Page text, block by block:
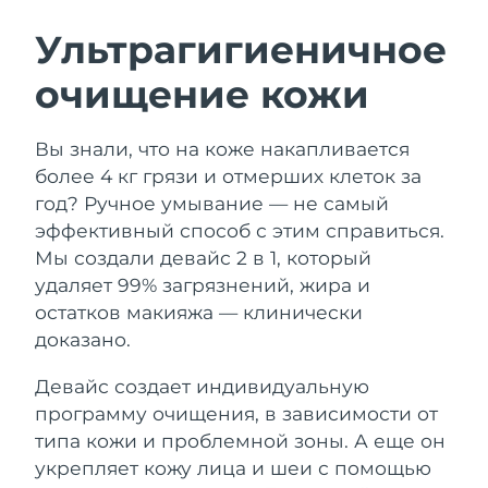
Ультрагигиеничное
очищение кожи
Вы знали, что на коже накапливается
более 4 кг грязи и отмерших клеток за
год? Ручное умывание — не самый
эффективный способ с этим справиться.
Мы создали девайс 2 в 1, который
удаляет 99% загрязнений, жира и
остатков макияжа — клинически
доказано.
Девайс создает индивидуальную
программу очищения, в зависимости от
типа кожи и проблемной зоны. А еще он
укрепляет кожу лица и шеи с помощью
LUNA™ 4 набор
Anti-aging massage
LUNA™ 4 Plus
Massage, LED heating
LUNA™ 4 Men
For men, anti-aging massage
BEAR™ 2 набор
Microcurrent toning
BEAR™ 2 go
Microcurrent toning on-the-go
BEAR™ 2 eyes & lips
Microcurrent line smoothing device
Увлажнение
UFO™ 3 набор
UFO™ 3 LED
Near-infrared and red light therapy
device
Забота о полости рта
issa™ 4
issa™ 4 plus
Smart hybrid silicone sonic toothbrush
FAQ™ АНТИВОЗРАСТНОЙ УХОД
Омоложение LED-процедуры
Австралия
Ожидаемая дата доставки
Австрия
Ожидаемая дата доставки
10/8/26
Бахрейн
11/8/26
Бельгия
Ожидаемая дата доставки
Босния и
Герцеговина
Ожидаемая дата доставки
13/8/26